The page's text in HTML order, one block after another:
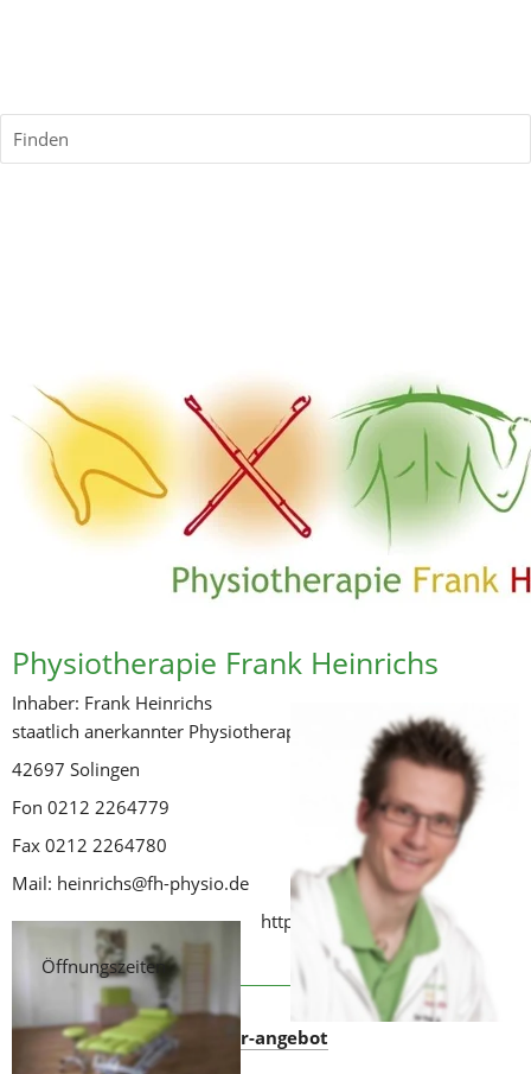
Finden
Physiotherapie Frank Heinrichs
Inhaber: Frank Heinrichs
staatlich anerkannter Physiotherapeut Weyerstraße 138
42697 Solingen
Fon 0212 2264779
Fax 0212 2264780
Mail: heinrichs@fh-physio.de
https://www.fh-physio.de/
Öffnungszeiten
https://fh-physio.de/unser-angebot